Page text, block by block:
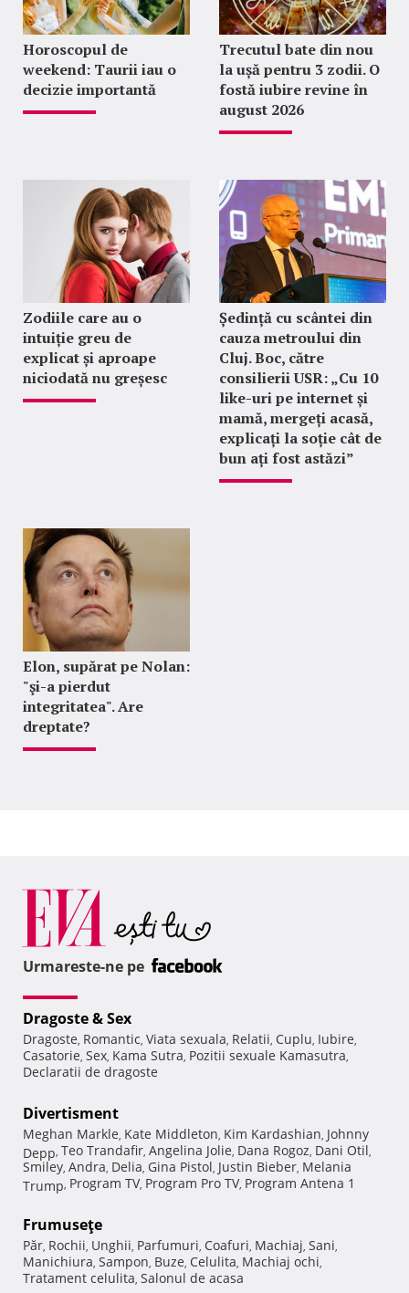
Horoscopul de
weekend: Taurii iau o
decizie importantă
Trecutul bate din nou
la ușă pentru 3 zodii. O
fostă iubire revine în
august 2026
Zodiile care au o
intuiție greu de
explicat și aproape
niciodată nu greșesc
Ședință cu scântei din
cauza metroului din
Cluj. Boc, către
consilierii USR: „Cu 10
like-uri pe internet și
mamă, mergeți acasă,
explicați la soție cât de
bun ați fost astăzi”
Elon, supărat pe Nolan:
"şi-a pierdut
integritatea". Are
dreptate?
Urmareste-ne pe
Dragoste & Sex
Dragoste, Romantic, Viata sexuala, Relatii, Cuplu, Iubire,
Casatorie, Sex, Kama Sutra, Pozitii sexuale Kamasutra,
Declaratii de dragoste
Divertisment
Meghan Markle, Kate Middleton, Kim Kardashian, Johnny
Depp, Teo Trandafir, Angelina Jolie, Dana Rogoz, Dani Otil,
Smiley, Andra, Delia, Gina Pistol, Justin Bieber, Melania
Trump, Program TV, Program Pro TV, Program Antena 1
Frumuseţe
Păr, Rochii, Unghii, Parfumuri, Coafuri, Machiaj, Sani,
Manichiura, Sampon, Buze, Celulita, Machiaj ochi,
Tratament celulita, Salonul de acasa